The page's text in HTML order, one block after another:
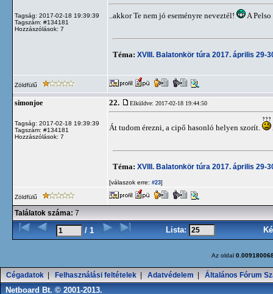
Tagság: 2017-02-18 19:39:39
Tagszám: #134181
Hozzászólások: 7
..akkor Te nem jó eseményre neveztél! A
Téma: XVIII. Balatonkör túra 2017. április 29-
Zöldfülű
simonjoe
Tagság: 2017-02-18 19:39:39
Tagszám: #134181
Hozzászólások: 7
22. Elküldve: 2017-02-18 19:44:50
Át tudom érezni, a cipő hasonló helyen szorít.
Téma: XVIII. Balatonkör túra 2017. április 29-
[válaszok erre: #23]
Zöldfülű
Találatok száma: 7
/ 1 Lista:
Az oldal
Cégadatok Felhasználási feltételek Adatvédelem Általános Fórum
Netboard Bt. © 2001-2013.